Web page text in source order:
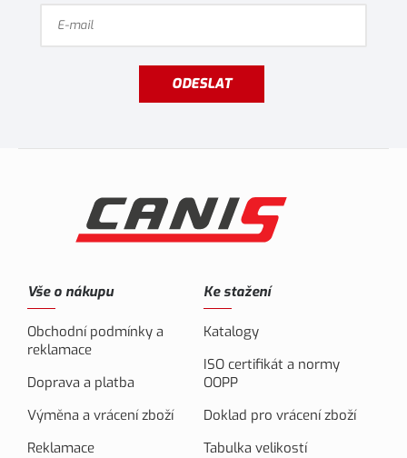
ODESLAT
Vše o nákupu
Obchodní podmínky a
reklamace
Doprava a platba
Výměna a vrácení zboží
Reklamace
Ke stažení
Katalogy
ISO certifikát a normy
OOPP
Doklad pro vrácení zboží
Tabulka velikostí